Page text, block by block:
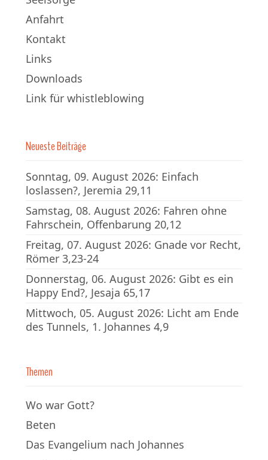
Anfahrt
Kontakt
Links
Downloads
Link für whistleblowing
Neueste Beiträge
Sonntag, 09. August 2026: Einfach
loslassen?, Jeremia 29,11
Samstag, 08. August 2026: Fahren ohne
Fahrschein, Offenbarung 20,12
Freitag, 07. August 2026: Gnade vor Recht,
Römer 3,23-24
Donnerstag, 06. August 2026: Gibt es ein
Happy End?, Jesaja 65,17
Mittwoch, 05. August 2026: Licht am Ende
des Tunnels, 1. Johannes 4,9
Themen
Wo war Gott?
Beten
Das Evangelium nach Johannes